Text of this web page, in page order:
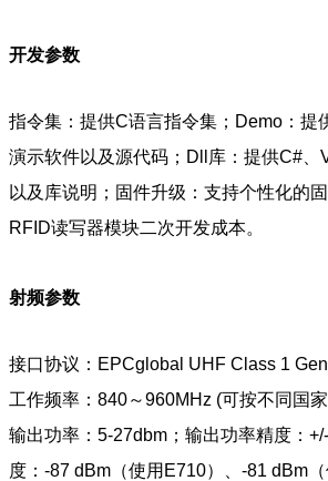
开发参数
指令集：提供C语言指令集；Demo：提
演示软件以及源代码；Dll库：提供C#、
以及库说明；固件升级：支持个性化的
RFID读写器模块二次开发成本。
射频参数
接口协议：EPCglobal UHF Class 1 Gen
工作频率：840～960MHz (可按不同国
输出功率：5-27dbm；输出功率精度：
度：-87 dBm（使用E710）、-81 dBm